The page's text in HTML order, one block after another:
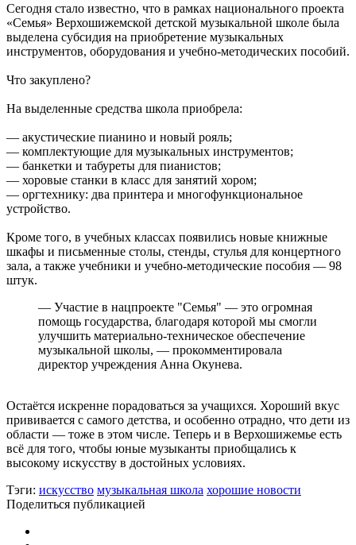
Сегодня стало известно, что в рамках национального проекта
«Семья» Верхошижемской детской музыкальной школе была
выделена субсидия на приобретение музыкальных
инструментов, оборудования и учебно-методических пособий.
Что закуплено?
На выделенные средства школа приобрела:
— акустические пианино и новый рояль;
— комплектующие для музыкальных инструментов;
— банкетки и табуреты для пианистов;
— хоровые станки в класс для занятий хором;
— оргтехнику: два принтера и многофункциональное
устройство.
Кроме того, в учебных классах появились новые книжные
шкафы и письменные столы, стенды, стулья для концертного
зала, а также учебники и учебно-методические пособия — 98
штук.
— Участие в нацпроекте "Семья" — это огромная
помощь государства, благодаря которой мы смогли
улучшить материально-техническое обеспечение
музыкальной школы, — прокомментировала
директор учреждения Анна Окунева.
Остаётся искренне порадоваться за учащихся. Хороший вкус
прививается с самого детства, и особенно отрадно, что дети из
области — тоже в этом числе. Теперь и в Верхошижемье есть
всё для того, чтобы юные музыканты приобщались к
высокому искусству в достойных условиях.
Тэги: искусство музыкальная школа хорошие новости
Поделиться публикацией